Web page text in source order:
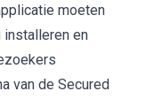
moeten
installeren en
van de Secured